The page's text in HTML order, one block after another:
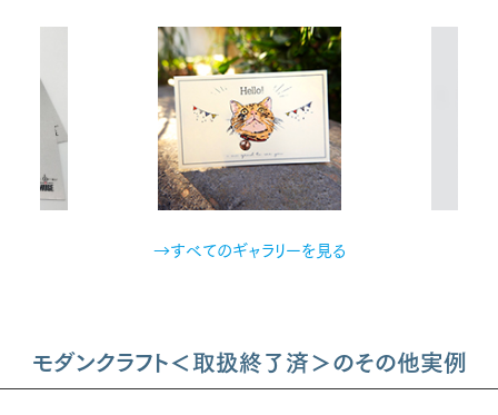
→すべてのギャラリーを見る
モダンクラフト＜取扱終了済＞のその他実例